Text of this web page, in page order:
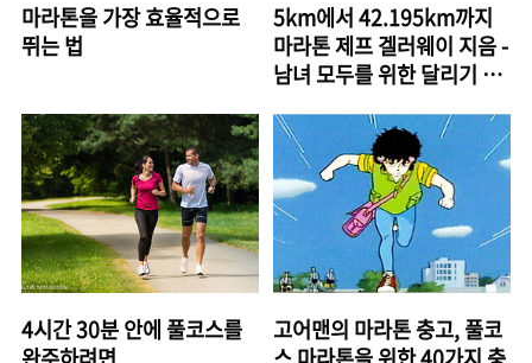
마라톤을 가장 효율적으로
뛰는 법
5km에서 42.195km까지
마라톤 제프 겔러웨이 지음 -
남녀 모두를 위한 달리기 안
4시간 30분 안에 풀코스를
고어맨의 마라톤 충고, 풀코